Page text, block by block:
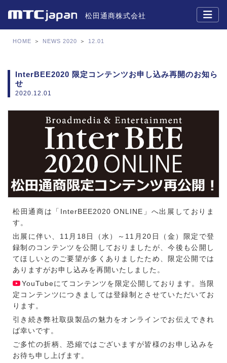
松田通商株式会社
HOME ＞ NEWS 2020 ＞ 12.01
InterBEE2020 限定コンテンツお申し込み再開のお知ら
せ
2020.12.01
松田通商は「InterBEE2020 ONLINE」へ出展しておりま
す。
出展に伴い、11月18日（水）～11月20日（金）限定で登
録制のコンテンツを公開しておりましたが、今後も公開し
てほしいとのご要望が多くありましたため、限定公開では
ありますがお申し込みを再開いたしました。
YouTubeにてコンテンツを限定公開しております。当限
定コンテンツにつきましては登録制とさせていただいてお
ります。
引き続き弊社取扱製品の魅力をオンラインでお伝えできれ
ば幸いです。
ご多忙の折柄、恐縮ではございますが皆様のお申し込みを
お待ち申し上げます。